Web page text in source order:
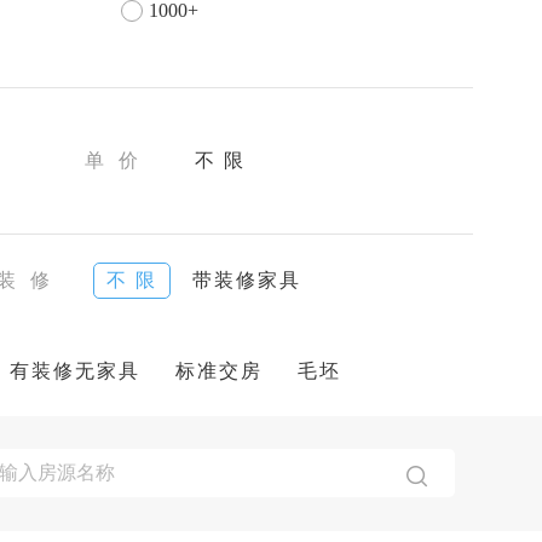
1000+
单 价 不 限
修 不 限 带装修家具
有装修无家具 标准交房 毛坯